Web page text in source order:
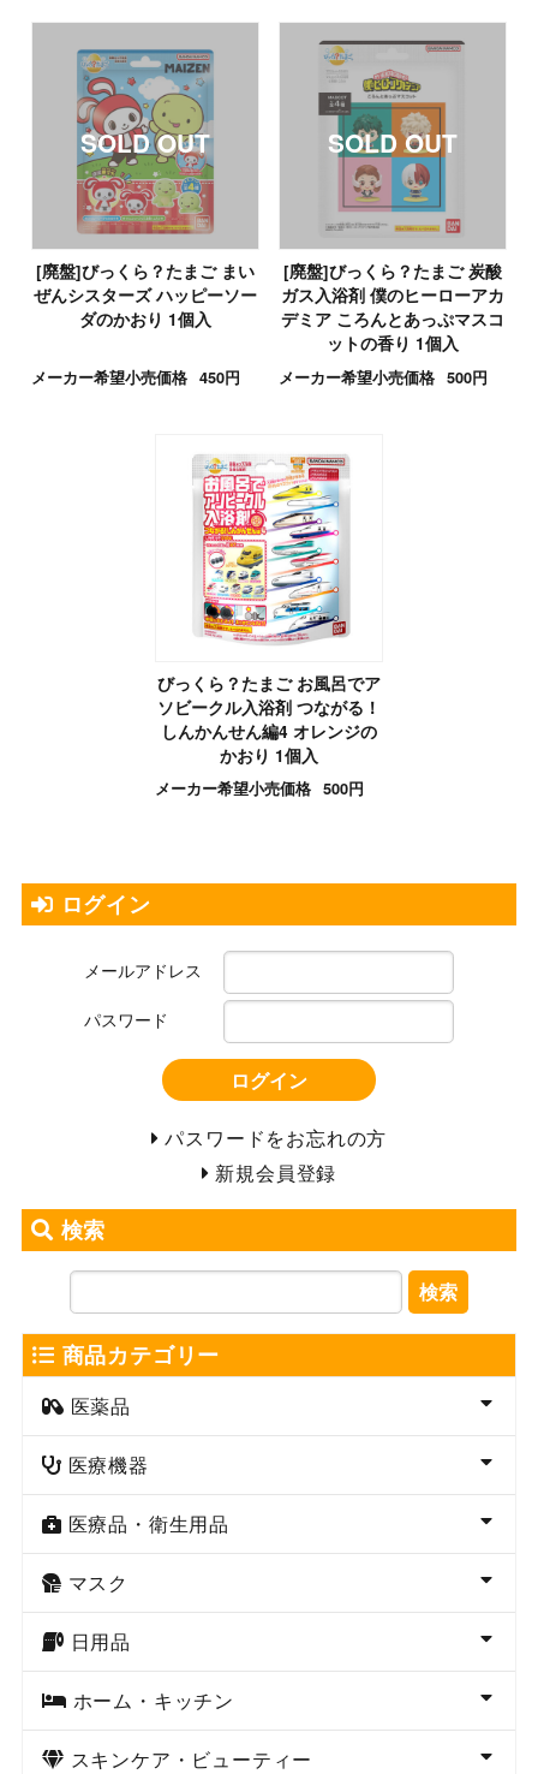
[廃盤]びっくら？たまご まい
ぜんシスターズ ハッピーソー
ダのかおり 1個入
メーカー希望小売価格 450円
[廃盤]びっくら？たまご 炭酸
ガス入浴剤 僕のヒーローアカ
デミア ころんとあっぷマスコ
ットの香り 1個入
メーカー希望小売価格 500円
びっくら？たまご お風呂でア
ソビークル入浴剤 つながる！
しんかんせん編4 オレンジの
かおり 1個入
メーカー希望小売価格 500円
ログイン
メールアドレス
パスワード
ログイン
パスワードをお忘れの方
新規会員登録
検索
検索
商品カテゴリー
医薬品
医療機器
医療品・衛生用品
マスク
日用品
ホーム・キッチン
スキンケア・ビューティー